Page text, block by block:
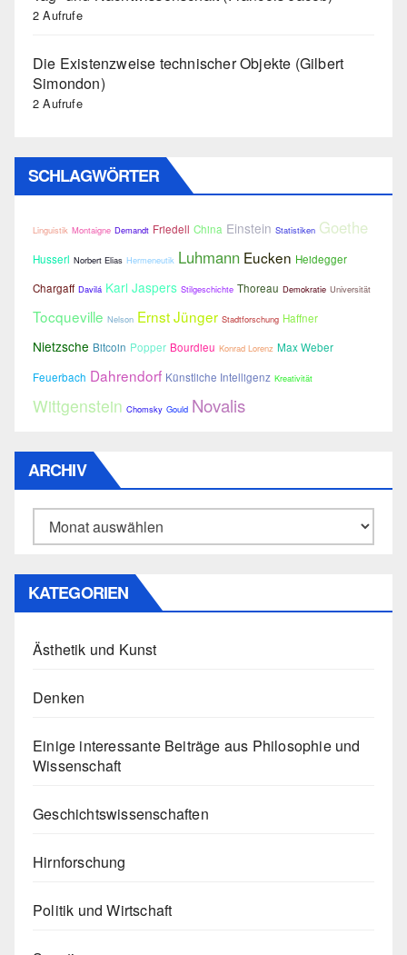
2 Aufrufe
Die Existenzweise technischer Objekte (Gilbert
Simondon)
2 Aufrufe
SCHLAGWÖRTER
Linguistik Montaigne Demandt Friedell China Einstein Statistiken Goethe
Husserl Norbert Elias Hermeneutik Luhmann Eucken Heidegger
Chargaff Davilá Karl Jaspers Stilgeschichte Thoreau Demokratie Universität
Tocqueville Nelson Ernst Jünger Stadtforschung Haffner
Nietzsche Bitcoin Popper Bourdieu Konrad Lorenz Max Weber
Feuerbach Dahrendorf Künstliche Intelligenz Kreativität
Wittgenstein Chomsky Gould Novalis
ARCHIV
Archiv
KATEGORIEN
Ästhetik und Kunst
Denken
Einige interessante Beiträge aus Philosophie und
Wissenschaft
Geschichtswissenschaften
Hirnforschung
Politik und Wirtschaft